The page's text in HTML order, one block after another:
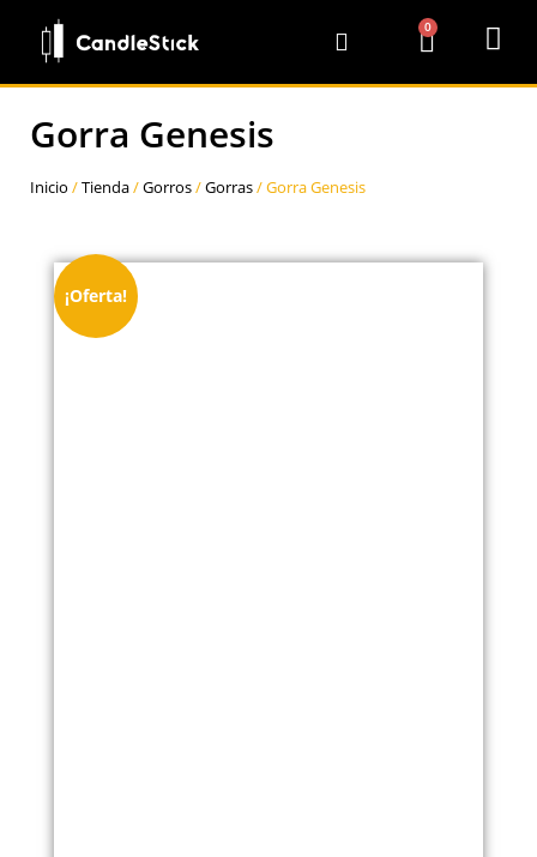
0
Gorra Genesis
Inicio /Tienda/Gorros/Gorras/ Gorra Genesis
¡Oferta!